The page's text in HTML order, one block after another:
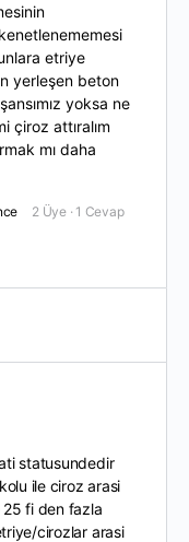
etriye
yerleşen beton
yoksa ne
çiroz attıralım
mı daha
2 Üye · 1 Cevap
statusundedir
ile ciroz arasi
fi den fazla
cirozlar arasi